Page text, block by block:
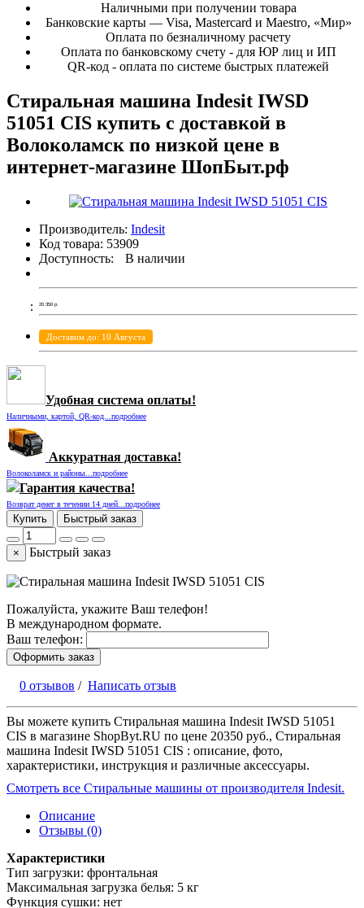
Наличными при получении товара
Банковские карты — Visa, Mastercard и Maestro, «Мир»
Оплата по безналичному расчету
Оплата по банковскому счету - для ЮР лиц и ИП
QR-код - оплата по системе быстрых платежей
Стиральная машина Indesit IWSD
51051 CIS купить с доставкой в
Волоколамск по низкой цене в
интернет-магазине ШопБыт.рф
Производитель: Indesit
Код товара: 53909
Доступность:
В наличии
20 350 р.
Доставим до: 10 Августа
Удобная система оплаты!
Наличными, картой, QR-код...подробнее
Аккуратная доставка!
Волоколамск и районы...подробнее
Гарантия качества!
Возврат денег в течении 14 дней...подробнее
Купить Быстрый заказ
× Быстрый заказ
Пожалуйста, укажите Ваш телефон!
В международном формате.
Ваш телефон:
Оформить заказ
0 отзывов / Написать отзыв
Вы можете купить Стиральная машина Indesit IWSD 51051
CIS в магазине ShopByt.RU по цене 20350 руб., Стиральная
машина Indesit IWSD 51051 CIS : описание, фото,
характеристики, инструкция и различные аксессуары.
Смотреть все Стиральные машины от производителя Indesit.
Описание
Отзывы (0)
Характеристики
Тип загрузки: фронтальная
Максимальная загрузка белья: 5 кг
Функция сушки: нет